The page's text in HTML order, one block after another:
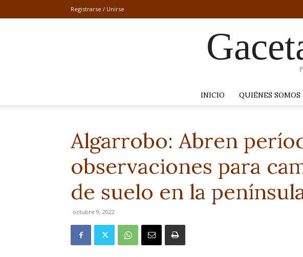
Registrarse / Unirse
INICIO QUIÉNES SOMOS
Algarrobo: Abren
observaciones para
de suelo en la
octubre 9, 2022